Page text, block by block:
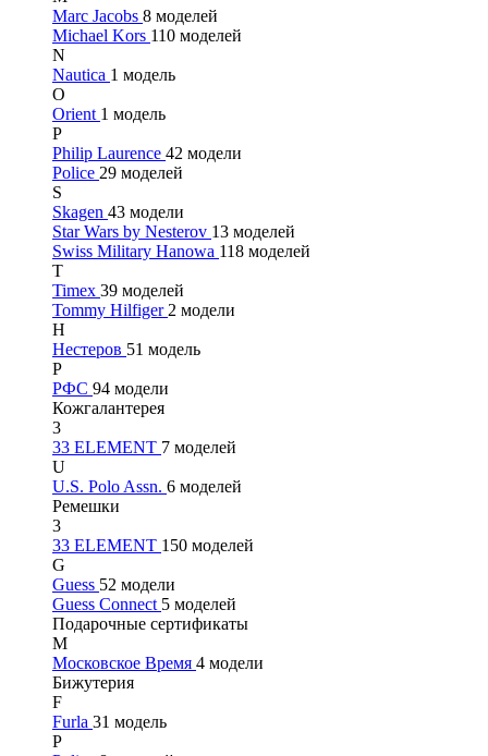
Marc Jacobs 8 моделей
Michael Kors 110 моделей
N
Nautica 1 модель
O
Orient 1 модель
P
Philip Laurence 42 модели
Police 29 моделей
S
Skagen 43 модели
Star Wars by Nesterov 13 моделей
Swiss Military Hanowa 118 моделей
T
Timex 39 моделей
Tommy Hilfiger 2 модели
Н
Нестеров 51 модель
Р
РФС 94 модели
Кожгалантерея
3
33 ELEMENT 7 моделей
U
U.S. Polo Assn. 6 моделей
Ремешки
3
33 ELEMENT 150 моделей
G
Guess 52 модели
Guess Connect 5 моделей
Подарочные сертификаты
М
Московское Время 4 модели
Бижутерия
F
Furla 31 модель
P